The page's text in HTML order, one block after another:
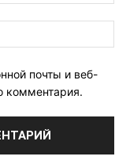
почты и веб-
комментария.